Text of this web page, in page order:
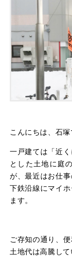
こんにちは、石塚
一戸建ては「近
とした土地に庭
が、最近はお仕
下鉄沿線にマイ
ます。
ご存知の通り、
土地代は高騰して